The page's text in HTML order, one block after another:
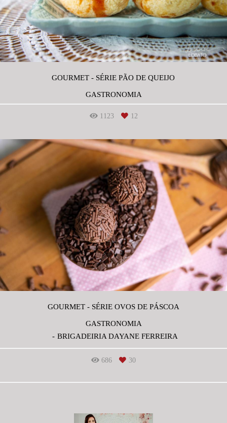
GOURMET - SÉRIE PÃO DE QUEIJO
GASTRONOMIA
1123 12
GOURMET - SÉRIE OVOS DE PÁSCOA
GASTRONOMIA
BRIGADEIRIA DAYANE FERREIRA
686 30